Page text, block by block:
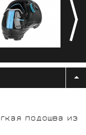
подошва из